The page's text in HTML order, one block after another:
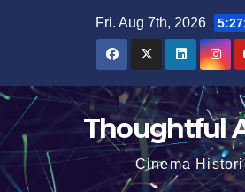
Fri. Aug 7th, 2026
Thoughtful
Cinema